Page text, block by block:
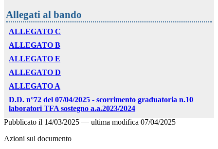
Allegati al bando
ALLEGATO C
ALLEGATO B
ALLEGATO E
ALLEGATO D
ALLEGATO A
D.D. n°72 del 07/04/2025 - scorrimento graduatoria n.10
laboratori TFA sostegno a.a.2023/2024
Pubblicato il 14/03/2025 — ultima modifica 07/04/2025
Azioni sul documento